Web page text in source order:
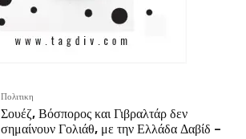
Πολιτικη
Σουέζ, Βόσπορος και Γιβραλτάρ δεν
σημαίνουν Γολιάθ, με την Ελλάδα Δαβίδ –